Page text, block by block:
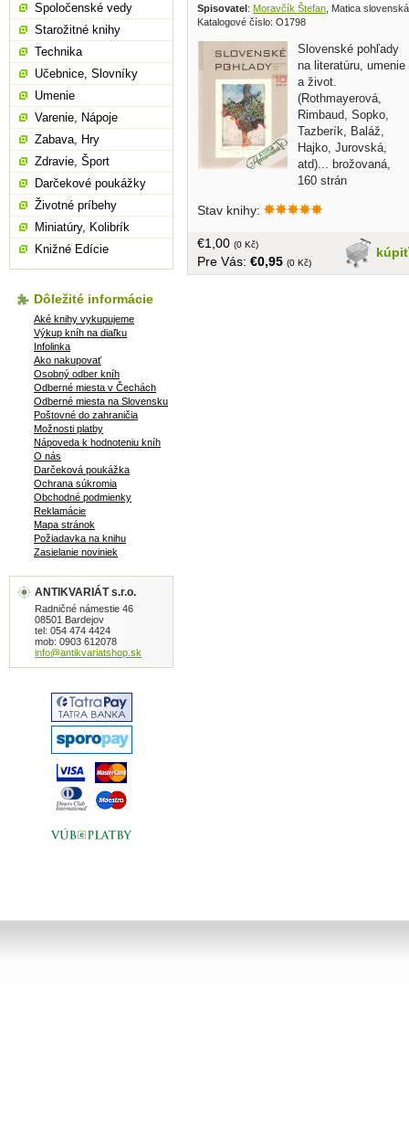
Spisovatel: Moravčík Štefan , Matica
Katalogové číslo: O1798
Slovenské pohľady
na literatúru, umenie
a život.
(Rothmayerová,
Rimbaud, Sopko,
Tazberík, Baláž,
Hajko, Jurovská,
atd)... brožovaná,
160 strán
Stav knihy:
kúpiť
€1,00 (0 Kč)
Pre Vás: €0,95 (0 Kč)
Spoločenské vedy
Starožitné knihy
Technika
Učebnice, Slovníky
Umenie
Varenie, Nápoje
Zabava, Hry
Zdravie, Šport
Darčekové poukážky
Životné príbehy
Miniatúry, Kolibrík
Knižné Edície
Dôležité informácie
Aké knihy vykupujeme
Výkup kníh na diaľku
Infolinka
Ako nakupovať
Osobný odber kníh
Odberné miesta v Čechách
Odberné miesta na Slovensku
Poštovné do zahraničia
Možnosti platby
Nápoveda k hodnoteniu kníh
O nás
Darčeková poukážka
Ochrana súkromia
Obchodné podmienky
Reklamácie
Mapa stránok
Požiadavka na knihu
Zasielanie noviniek
ANTIKVARIÁT s.r.o.
Radničné námestie 46
08501 Bardejov
tel: 054 474 4424
mob: 0903 612078
info@antikvariatshop.sk